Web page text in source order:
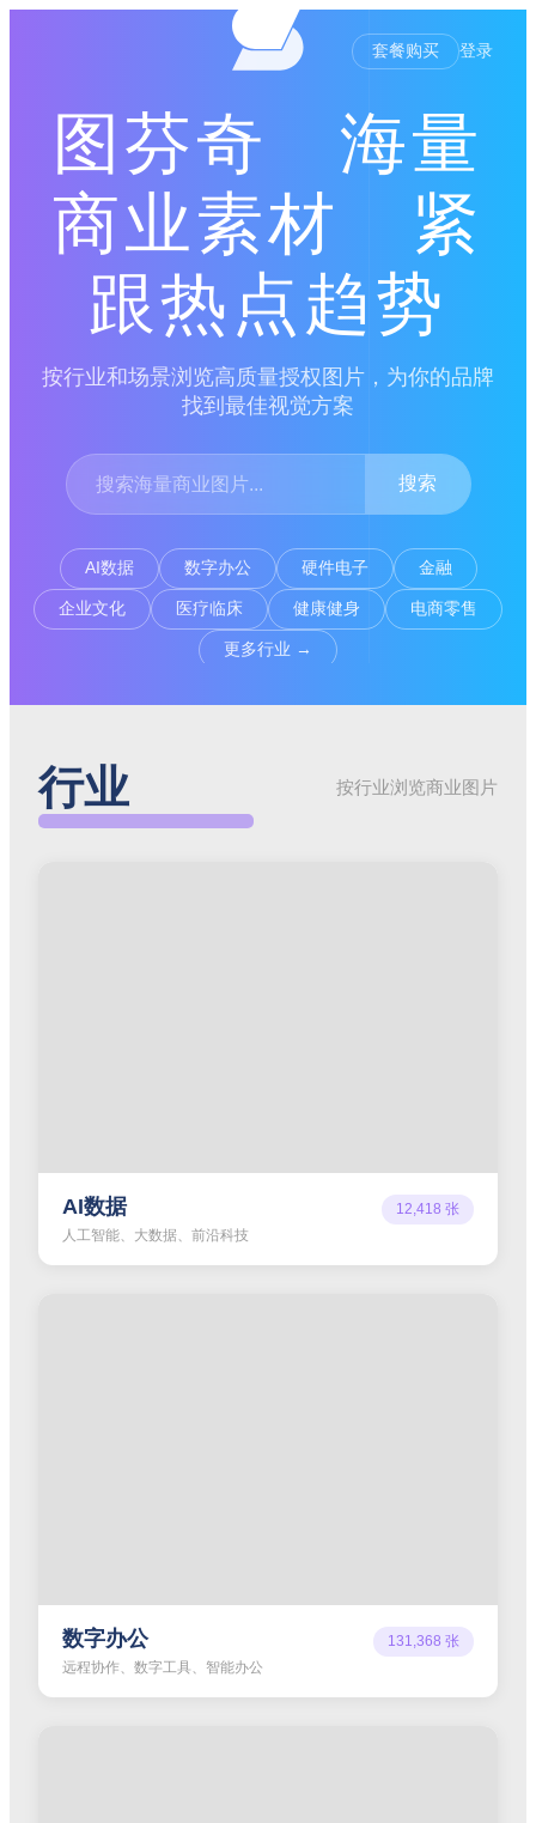
套餐购买 登录
图芬奇 海量
商业素材 紧
跟热点趋势
按行业和场景浏览高质量授权图片，为你的品牌
找到最佳视觉方案
搜索
AI数据 数字办公 硬件电子 金融
企业文化 医疗临床 健康健身 电商零售
更多行业 →
行业 按行业浏览商业图片
AI数据
人工智能、大数据、前沿科技
12,418 张
数字办公
远程协作、数字工具、智能办公
131,368 张